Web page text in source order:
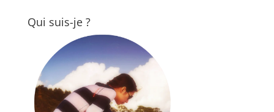
Qui suis-je ?